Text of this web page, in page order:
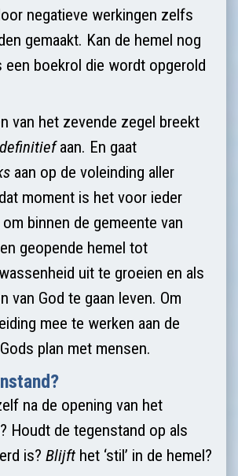
negatieve werkingen zelfs
gemaakt. Kan de hemel nog
een boekrol die wordt opgerold
van het zevende zegel breekt
definitiefaan. En gaat
aan op de voleinding aller
moment is het voor ieder
binnen de gemeente van
geopende hemel tot
uit te groeien en als
van God te gaan leven. Om
mee te werken aan de
plan met mensen.
na de opening van het
Houdt de tegenstand op als
is? Blijft het ‘stil’ in de hemel?